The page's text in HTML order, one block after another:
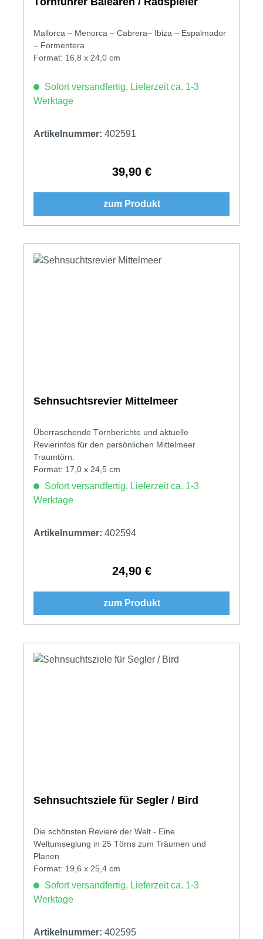
Mallorca – Menorca – Cabrera– Ibiza – Espalmador
– Formentera
Format: 16,8 x 24,0 cm
Sofort versandfertig, Lieferzeit ca. 1-3
Werktage
Artikelnummer: 402591
Regulärer Preis:
39,90 €
zum Produkt
Sehnsuchtsrevier Mittelmeer
Überraschende Törnberichte und aktuelle
Revierinfos für den persönlichen Mittelmeer
Traumtörn.
Format: 17,0 x 24,5 cm
Sofort versandfertig, Lieferzeit ca. 1-3
Werktage
Artikelnummer: 402594
Regulärer Preis:
24,90 €
zum Produkt
Sehnsuchtsziele für Segler / Bird
Die schönsten Reviere der Welt - Eine
Weltumseglung in 25 Törns zum Träumen und
Planen
Format: 19,6 x 25,4 cm
Sofort versandfertig, Lieferzeit ca. 1-3
Werktage
Artikelnummer: 402595